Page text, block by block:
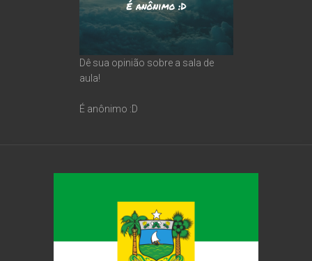
Dê sua opinião sobre a sala de
aula!
É anônimo :D